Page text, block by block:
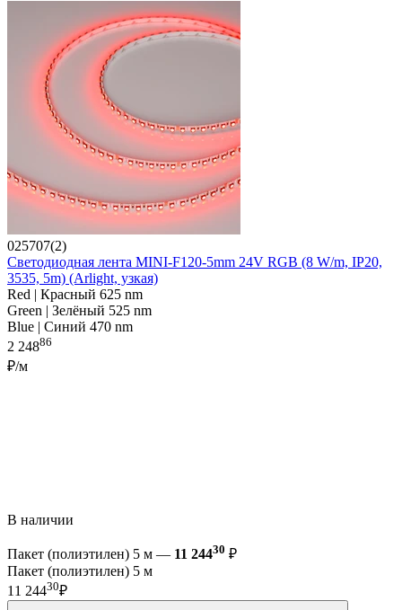
025707(2)
Светодиодная лента MINI-F120-5mm 24V RGB (8 W/m, IP20,
3535, 5m) (Arlight, узкая)
Red | Красный 625 nm
Green | Зелёный 525 nm
Blue | Синий 470 nm
2 24886
₽/м
В наличии
Пакет (полиэтилен) 5 м — 11 24430 ₽
Пакет (полиэтилен) 5 м
11 24430₽